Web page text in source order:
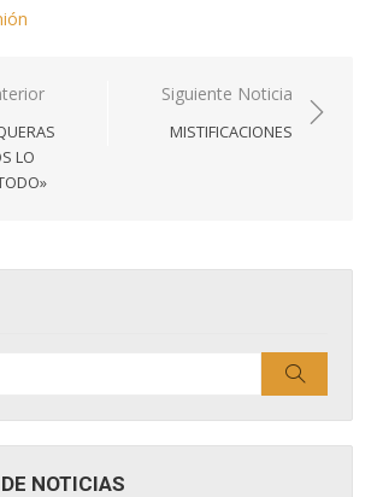
LO
Siguiente Noticia
MISTIFICACIONES
NOTICIAS